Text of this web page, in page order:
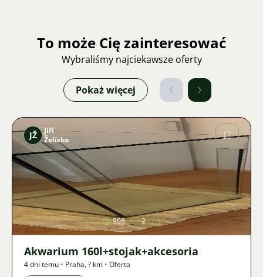
To może Cię zainteresować
Wybraliśmy najciekawsze oferty
Pokaż więcej
Zdjęcie
JŽ
Jiří
Želísko
908 2
Akwarium 160l+stojak+akcesoria
4 dni temu • Praha,? km • Oferta